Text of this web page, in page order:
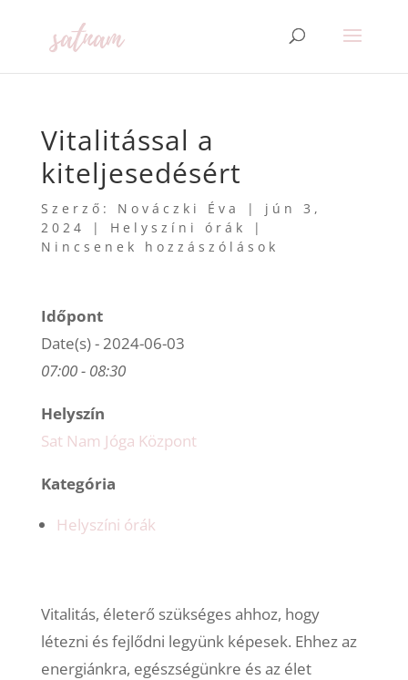
Vitalitással a
kiteljesedésért
Szerző: Nováczki Éva | jún 3,
2024
| Helyszíni órák
|
Nincsenek hozzászólások
Időpont
Date(s) - 2024-06-03
07:00 - 08:30
Helyszín
Sat Nam Jóga Központ
Kategória
Helyszíni órák
Vitalitás, életerő szükséges ahhoz, hogy
létezni és fejlődni legyünk képesek. Ehhez az
energiánkra, egészségünkre és az élet